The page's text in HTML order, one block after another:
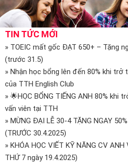
TIN TỨC MỚI
» TOEIC mất gốc ĐẠT 650+ – Tặng
(trước 31.5)
» Nhận học bổng lên đến 80% khi trở
của TTH English Club
» 🌟HỌC BỔNG TIẾNG ANH 80%
vấn viên tại TTH
» MỪNG ĐẠI LỄ 30-4 TẶNG NGAY
(TRƯỚC 30.4.2025)
» KHÓA HỌC VIẾT KỸ NĂNG CV
THỨ 7 ngày 19.4.2025)